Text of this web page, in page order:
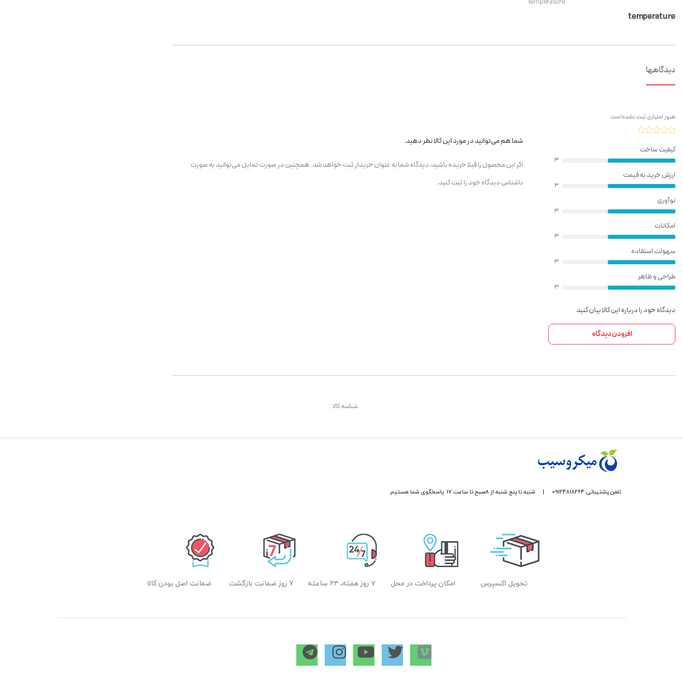
temperature
دیدگاهها
هنوز امتیازی ثبت نشده‌است
کیفیت ساخت
3
ارزش خرید به قیمت
3
نوآوری
3
امکانات
3
سهولت استفاده
3
طراحی و ظاهر
3
دیدگاه خود را درباره این کالا بیان کنید
افزودن دیدگاه
شما هم می‌توانید در مورد این کالا نظر دهید.
اگر این محصول را قبلا خریده باشید، دیدگاه شما به عنوان خریدار ثبت خواهد شد. همچنین در صورت تمایل می‌توانید به صورت
ناشناس دیدگاه خود را ثبت کنید.
شناسه کالا :
تلفن پشتیبانی:09124818264 | شنبه تا پنج شنبه از 8صبح تا ساعت 17 پاسخگوی شما هستیم.
تحویل اکسپرس امکان پرداخت در محل ۷ روز هفته، ۲۴ ساعته 7 روز ضمانت بازگشت ضمانت اصل بودن کالا